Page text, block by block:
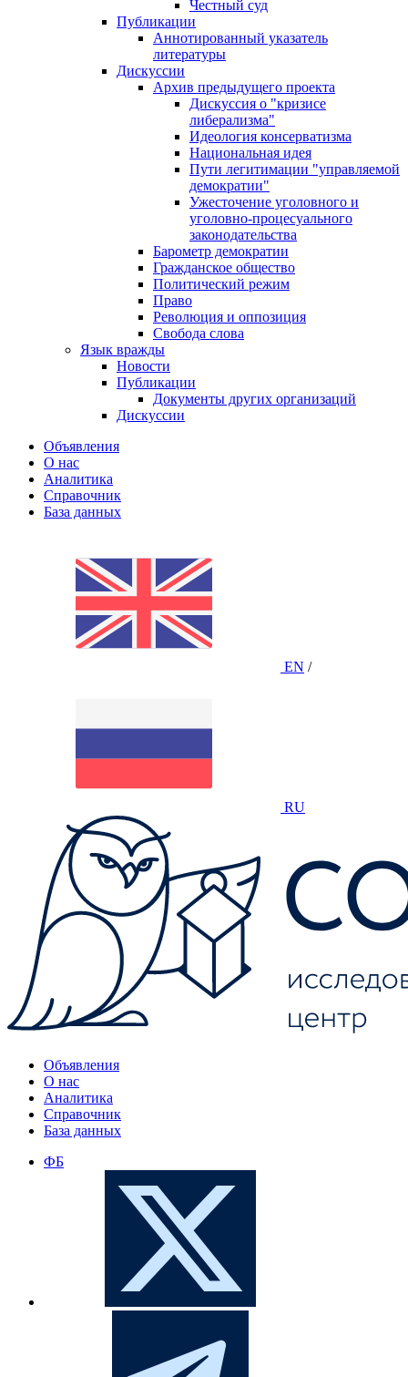
Честный суд
Публикации
Аннотированный указатель
литературы
Дискуссии
Архив предыдущего проекта
Дискуссия о "кризисе
либерализма"
Идеология консерватизма
Национальная идея
Пути легитимации "управляемой
демократии"
Ужесточение уголовного и
уголовно-процесуального
законодательства
Барометр демократии
Гражданское общество
Политический режим
Право
Революция и оппозиция
Свобода слова
Язык вражды
Новости
Публикации
Документы других организаций
Дискуссии
Объявления
О нас
Аналитика
Справочник
База данных
EN /
RU
Объявления
О нас
Аналитика
Справочник
База данных
ФБ